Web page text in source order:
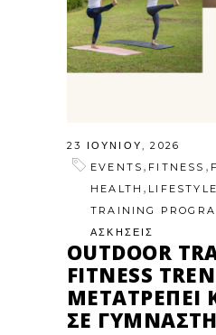
23 ΙΟΥΝΊΟΥ, 2026
EVENTS , FITNESS ,
HEALTH , LIFESTYLE
TRAINING
ΑΣΚΗΣΕΙΣ
OUTDOOR
FITNESS
ΜΕΤΑΤΡΈΠΕΙ
ΣΕ